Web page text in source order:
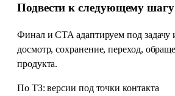
Подвести к следующему шагу
Финал и CTA адаптируем под задачу
досмотр, сохранение, переход,
продукта.
По ТЗ: версии под точки контакта